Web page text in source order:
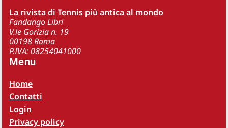
La rivista di Tennis più antica al mondo
Fandango Libri
V.le Gorizia n. 19
00198 Roma
P.IVA: 08254041000
Menu
Home
Contatti
Login
Privacy policy